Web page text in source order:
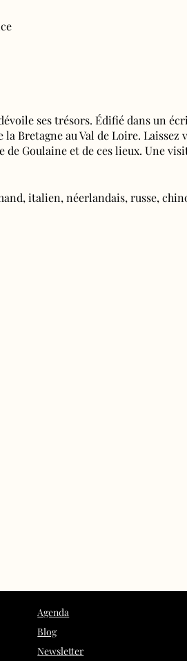
ses trésors. Édifié dans un
Bretagne au Val de Loire. Laissez
Goulaine et de ces lieux. Une
italien, néerlandais, russe,
Agenda
Blog
Newsletter